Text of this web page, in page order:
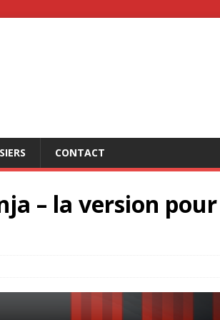
CONTACT
– la version pour